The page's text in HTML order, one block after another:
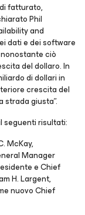
fatturato,
Phil
and
dati e dei software
ciò
del dollaro. In
di dollari in
crescita del
strada giusta”.
seguenti risultati:
McKay,
Manager
e Chief
H. Largent,
nuovo Chief